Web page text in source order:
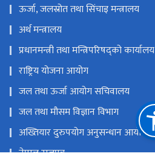
ऊर्जा, जलस्रोत तथा सिंचाइ मन्त्रालय
अर्थ मन्त्रालय
प्रधानमन्त्री तथा मन्त्रिपरिषद्को कार्यालय
राष्ट्रिय योजना आयोग
जल तथा ऊर्जा आयोग सचिवालय
जल तथा मौसम विज्ञान विभाग
अख्तियार दुरुपयोग अनुसन्धान आयोग
नेपाल राजपत्र